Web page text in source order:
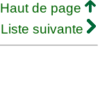
Haut de page
Liste suivante